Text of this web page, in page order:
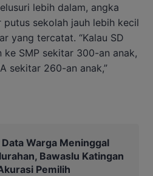
lebih dalam, angka
putus sekolah jauh lebih kecil
yang tercatat. “Kalau SD
SMP sekitar 300-an anak,
sekitar 260-an anak,”
Warga Meninggal
Bawaslu Katingan
Pemilih